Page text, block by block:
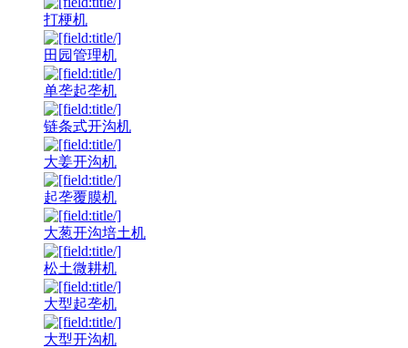
打梗机
田园管理机
单垄起垄机
链条式开沟机
大姜开沟机
起垄覆膜机
大葱开沟培土机
松土微耕机
大型起垄机
大型开沟机